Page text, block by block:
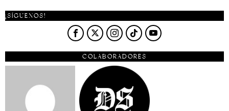
¡SÍGUENOS!
COLABORADORES